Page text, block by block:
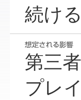
続け
第三
プレ